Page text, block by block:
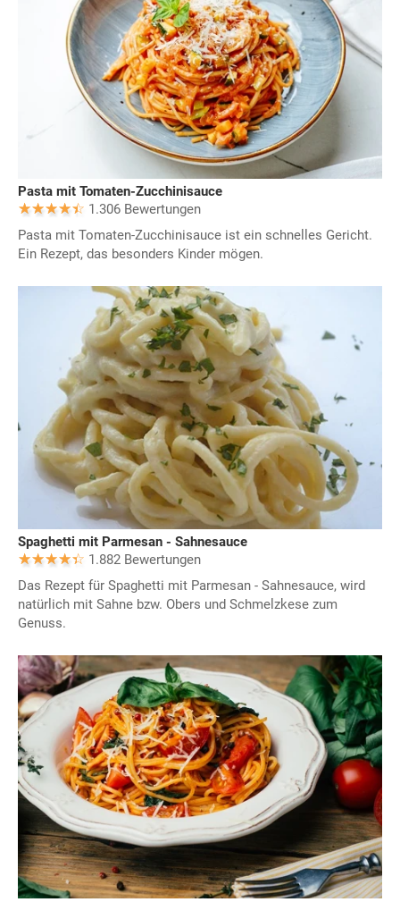
Pasta mit Tomaten-Zucchinisauce
1.306 Bewertungen
Pasta mit Tomaten-Zucchinisauce ist ein schnelles Gericht.
Ein Rezept, das besonders Kinder mögen.
Spaghetti mit Parmesan - Sahnesauce
1.882 Bewertungen
Das Rezept für Spaghetti mit Parmesan - Sahnesauce, wird
natürlich mit Sahne bzw. Obers und Schmelzkese zum
Genuss.